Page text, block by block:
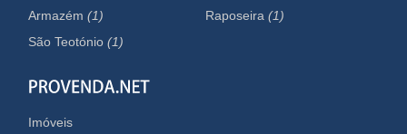
Armazém(1)
Raposeira(1)
São Teotónio(1)
Imóveis